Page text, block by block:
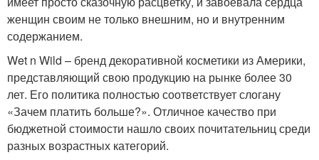
женщин своим не только внешним, но и внутренним
содержанием.
Wet n Wild – бренд декоративной косметики из Америки,
представляющий свою продукцию на рынке более 30
лет. Его политика полностью соответствует слогану
«Зачем платить больше?». Отличное качество при
бюджетной стоимости нашло своих почитательниц среди
разных возрастных категорий.